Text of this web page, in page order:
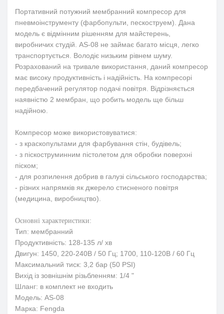
Портативний потужний мембранний компресор для
пневмоінструменту (фарбопульти, пескоструем). Дана
модель є відмінним рішенням для майстерень,
виробничих студій. AS-08 не займає багато місця, легко
транспортується. Володіє низьким рівнем шуму.
Розрахований на тривале використання, даний компресор
має високу продуктивність і надійність. На компресорі
передбачений регулятор подачі повітря. Відрізняється
наявністю 2 мембран, що робить модель ще більш
надійною.
Компресор може використовуватися:
- з краскопультами для фарбування стін, будівель;
- з піскоструминним пістолетом для обробки поверхні
піском;
- для розпилення добрив в галузі сільського господарства;
- різних напрямків як джерело стисненого повітря
(медицина, виробництво).
Основні характеристики:
Тип: мембранний
Продуктивність: 128-135 л/ хв
Двигун: 1450, 220-240В / 50 Гц; 1700, 110-120В / 60 Гц
Максимальний тиск: 3,2 бар (50 PSI)
Вихід із зовнішнім різьбленням: 1/4 "
Шланг: в комплект не входить
Модель: AS-08
Марка: Fengda